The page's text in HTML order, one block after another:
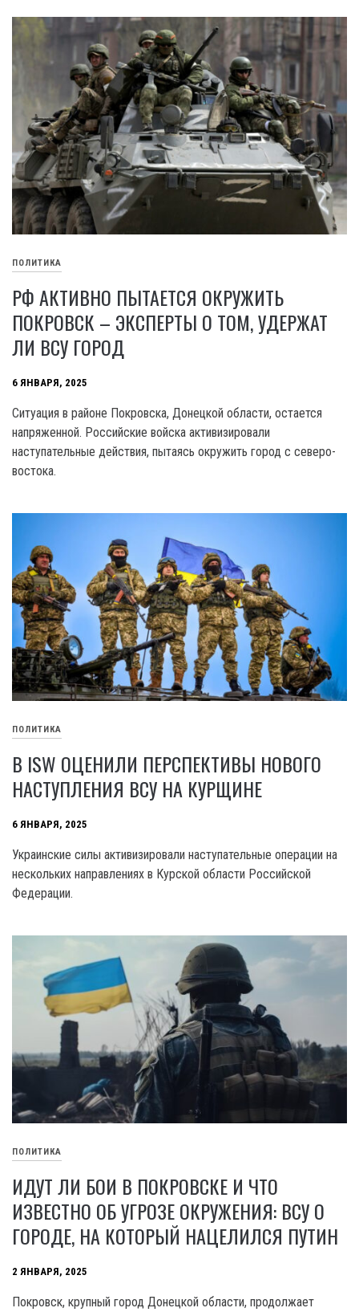
ПОЛИТИКА
РФ АКТИВНО ПЫТАЕТСЯ ОКРУЖИТЬ
ПОКРОВСК – ЭКСПЕРТЫ О ТОМ, УДЕРЖАТ
ЛИ ВСУ ГОРОД
6 ЯНВАРЯ, 2025
Ситуация в районе Покровска, Донецкой области, остается
напряженной. Российские войска активизировали
наступательные действия, пытаясь окружить город с северо-
востока.
ПОЛИТИКА
В ISW ОЦЕНИЛИ ПЕРСПЕКТИВЫ НОВОГО
НАСТУПЛЕНИЯ ВСУ НА КУРЩИНЕ
6 ЯНВАРЯ, 2025
Украинские силы активизировали наступательные операции на
нескольких направлениях в Курской области Российской
Федерации.
ПОЛИТИКА
ИДУТ ЛИ БОИ В ПОКРОВСКЕ И ЧТО
ИЗВЕСТНО ОБ УГРОЗЕ ОКРУЖЕНИЯ: ВСУ О
ГОРОДЕ, НА КОТОРЫЙ НАЦЕЛИЛСЯ ПУТИН
2 ЯНВАРЯ, 2025
Покровск, крупный город Донецкой области, продолжает